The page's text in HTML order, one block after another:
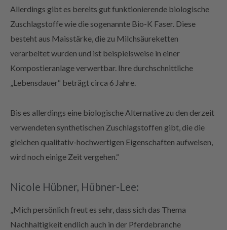
Allerdings gibt es bereits gut funktionierende biologische
Zuschlagstoffe wie die sogenannte Bio-K Faser. Diese
besteht aus Maisstärke, die zu Milchsäureketten
verarbeitet wurden und ist beispielsweise in einer
Kompostieranlage verwertbar. Ihre durchschnittliche
„Lebensdauer“ beträgt circa 6 Jahre.
Bis es allerdings eine biologische Alternative zu den derzeit
verwendeten synthetischen Zuschlagstoffen gibt, die die
gleichen qualitativ-hochwertigen Eigenschaften aufweisen,
wird noch einige Zeit vergehen.“
Nicole Hübner, Hübner-Lee:
„Mich persönlich freut es sehr, dass sich das Thema
Nachhaltigkeit endlich auch in der Pferdebranche